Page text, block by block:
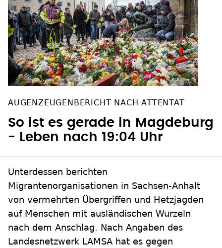
AUGENZEUGENBERICHT NACH ATTENTAT
So ist es gerade in Magdeburg
- Leben nach 19:04 Uhr
Unterdessen berichten
Migrantenorganisationen in Sachsen-Anhalt
von vermehrten Übergriffen und Hetzjagden
auf Menschen mit ausländischen Wurzeln
nach dem Anschlag. Nach Angaben des
Landesnetzwerk LAMSA hat es gegen